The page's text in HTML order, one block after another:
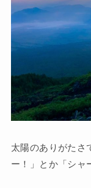
太陽のありがたさ
ー！」とか「シャ